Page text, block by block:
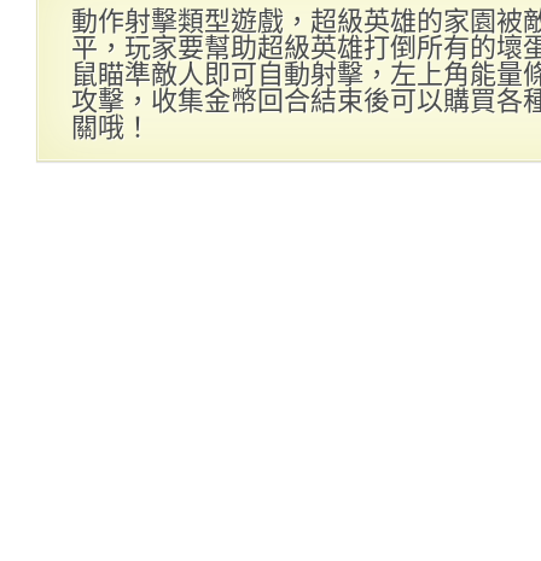
動作射擊類型遊戲，超級英雄的家園被
平，玩家要幫助超級英雄打倒所有的壞
鼠瞄準敵人即可自動射擊，左上角能量
攻擊，收集金幣回合結束後可以購買各
關哦！